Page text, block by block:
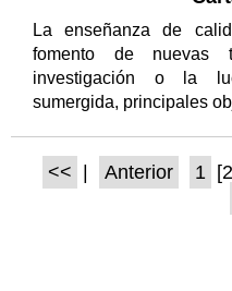
La enseñanza de
fomento de nuevas
investigación o la
sumergida, principales
<< | Anterior 1